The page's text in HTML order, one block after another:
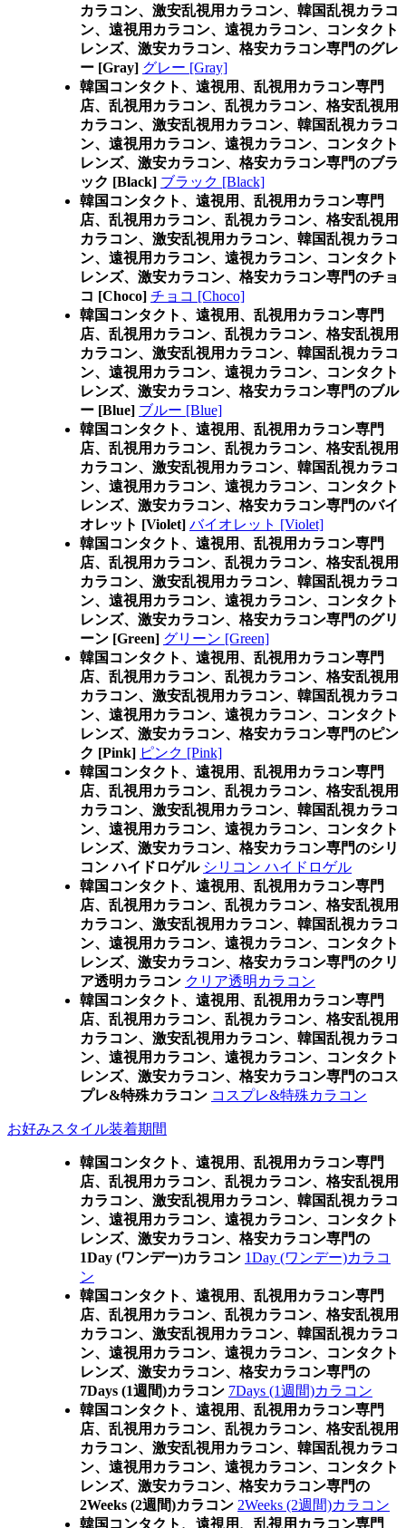
カラコン、激安乱視用カラコン、韓国乱視カラコ
ン、遠視用カラコン、遠視カラコン、コンタクト
レンズ、激安カラコン、格安カラコン専門のグレ
ー [Gray] グレー [Gray]
韓国コンタクト、遠視用、乱視用カラコン専門
店、乱視用カラコン、乱視カラコン、格安乱視用
カラコン、激安乱視用カラコン、韓国乱視カラコ
ン、遠視用カラコン、遠視カラコン、コンタクト
レンズ、激安カラコン、格安カラコン専門のブラ
ック [Black] ブラック [Black]
韓国コンタクト、遠視用、乱視用カラコン専門
店、乱視用カラコン、乱視カラコン、格安乱視用
カラコン、激安乱視用カラコン、韓国乱視カラコ
ン、遠視用カラコン、遠視カラコン、コンタクト
レンズ、激安カラコン、格安カラコン専門のチョ
コ [Choco] チョコ [Choco]
韓国コンタクト、遠視用、乱視用カラコン専門
店、乱視用カラコン、乱視カラコン、格安乱視用
カラコン、激安乱視用カラコン、韓国乱視カラコ
ン、遠視用カラコン、遠視カラコン、コンタクト
レンズ、激安カラコン、格安カラコン専門のブル
ー [Blue] ブルー [Blue]
韓国コンタクト、遠視用、乱視用カラコン専門
店、乱視用カラコン、乱視カラコン、格安乱視用
カラコン、激安乱視用カラコン、韓国乱視カラコ
ン、遠視用カラコン、遠視カラコン、コンタクト
レンズ、激安カラコン、格安カラコン専門のバイ
オレット [Violet] バイオレット [Violet]
韓国コンタクト、遠視用、乱視用カラコン専門
店、乱視用カラコン、乱視カラコン、格安乱視用
カラコン、激安乱視用カラコン、韓国乱視カラコ
ン、遠視用カラコン、遠視カラコン、コンタクト
レンズ、激安カラコン、格安カラコン専門のグリ
ーン [Green] グリーン [Green]
韓国コンタクト、遠視用、乱視用カラコン専門
店、乱視用カラコン、乱視カラコン、格安乱視用
カラコン、激安乱視用カラコン、韓国乱視カラコ
ン、遠視用カラコン、遠視カラコン、コンタクト
レンズ、激安カラコン、格安カラコン専門のピン
ク [Pink] ピンク [Pink]
韓国コンタクト、遠視用、乱視用カラコン専門
店、乱視用カラコン、乱視カラコン、格安乱視用
カラコン、激安乱視用カラコン、韓国乱視カラコ
ン、遠視用カラコン、遠視カラコン、コンタクト
レンズ、激安カラコン、格安カラコン専門のシリ
コン ハイドロゲル シリコン ハイドロゲル
韓国コンタクト、遠視用、乱視用カラコン専門
店、乱視用カラコン、乱視カラコン、格安乱視用
カラコン、激安乱視用カラコン、韓国乱視カラコ
ン、遠視用カラコン、遠視カラコン、コンタクト
レンズ、激安カラコン、格安カラコン専門のクリ
ア透明カラコン クリア透明カラコン
韓国コンタクト、遠視用、乱視用カラコン専門
店、乱視用カラコン、乱視カラコン、格安乱視用
カラコン、激安乱視用カラコン、韓国乱視カラコ
ン、遠視用カラコン、遠視カラコン、コンタクト
レンズ、激安カラコン、格安カラコン専門のコス
プレ&特殊カラコン コスプレ&特殊カラコン
お好みスタイル装着期間
韓国コンタクト、遠視用、乱視用カラコン専門
店、乱視用カラコン、乱視カラコン、格安乱視用
カラコン、激安乱視用カラコン、韓国乱視カラコ
ン、遠視用カラコン、遠視カラコン、コンタクト
レンズ、激安カラコン、格安カラコン専門の
1Day (ワンデー)カラコン 1Day (ワンデー)カラコ
ン
韓国コンタクト、遠視用、乱視用カラコン専門
店、乱視用カラコン、乱視カラコン、格安乱視用
カラコン、激安乱視用カラコン、韓国乱視カラコ
ン、遠視用カラコン、遠視カラコン、コンタクト
レンズ、激安カラコン、格安カラコン専門の
7Days (1週間)カラコン 7Days (1週間)カラコン
韓国コンタクト、遠視用、乱視用カラコン専門
店、乱視用カラコン、乱視カラコン、格安乱視用
カラコン、激安乱視用カラコン、韓国乱視カラコ
ン、遠視用カラコン、遠視カラコン、コンタクト
レンズ、激安カラコン、格安カラコン専門の
2Weeks (2週間)カラコン 2Weeks (2週間)カラコン
韓国コンタクト、遠視用、乱視用カラコン専門